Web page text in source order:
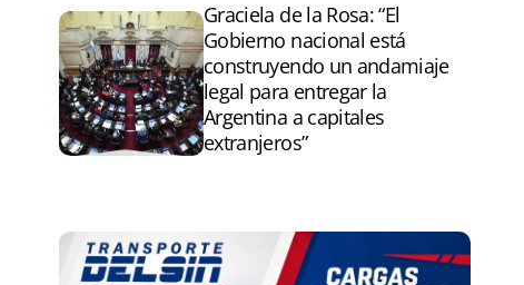
Graciela de la Rosa: “El
Gobierno nacional está
construyendo un andamiaje
legal para entregar la
Argentina a capitales
extranjeros”